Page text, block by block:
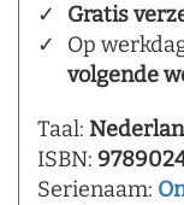
Gratis
Op
volgende
Taal:
ISBN:
Serienaam: